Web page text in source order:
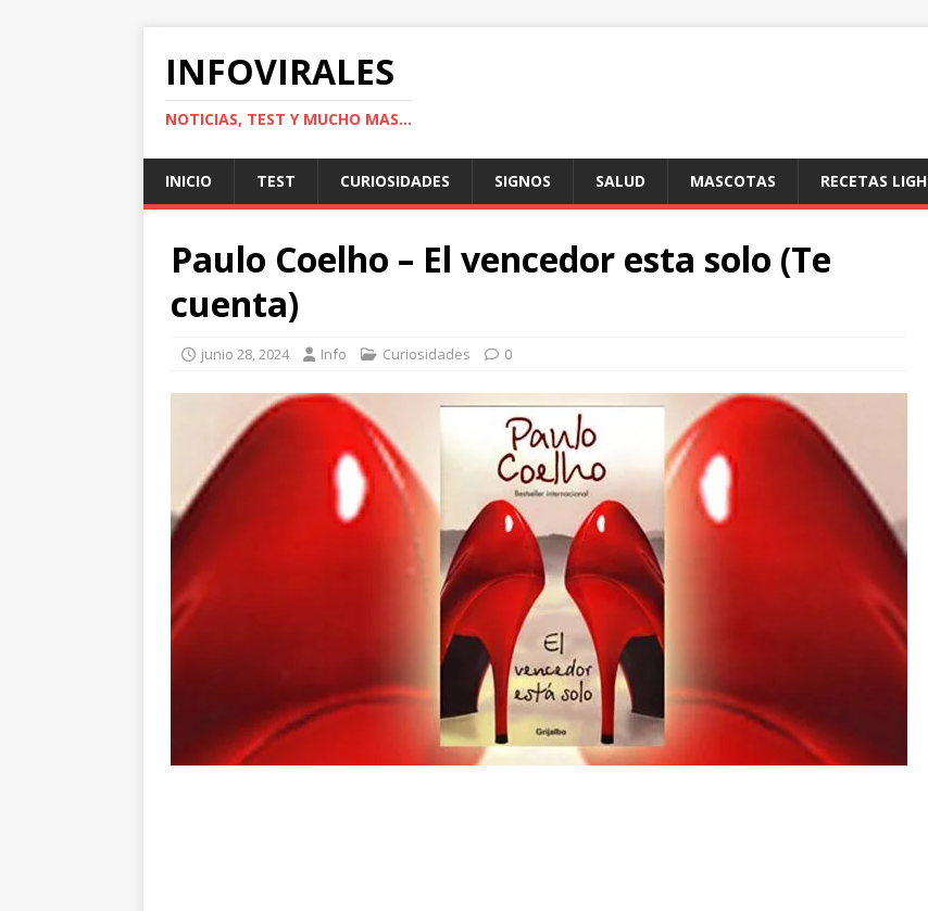
INFOVIRALES
NOTICIAS, TEST Y MUCHO MAS...
INICIO TEST CURIOSIDADES SIGNOS SALUD MASCOTAS RECETAS
Paulo Coelho – El vencedor esta solo (Te
cuenta)
junio 28, 2024 Info Curiosidades 0